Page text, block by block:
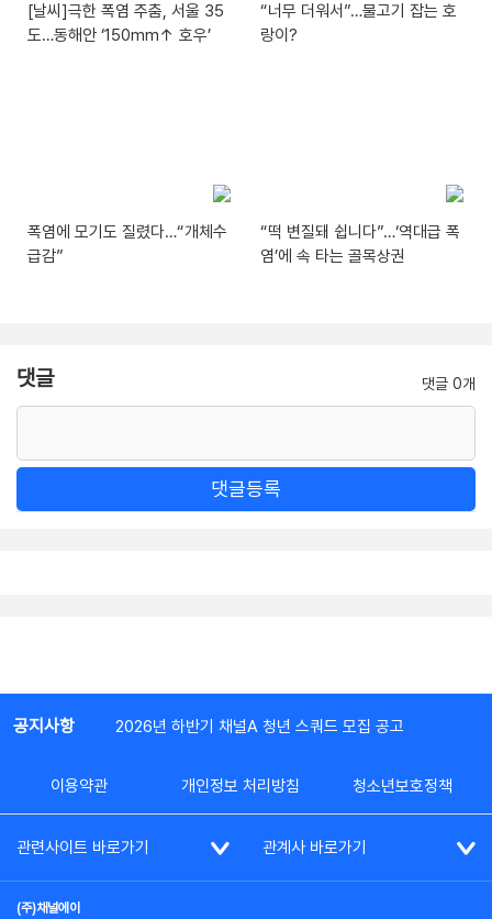
[날씨]극한 폭염 주춤, 서울 35
도…동해안 ‘150mm↑ 호우’
“너무 더워서”…물고기 잡는 호
랑이?
폭염에 모기도 질렸다…“개체수
급감”
“떡 변질돼 쉽니다”…‘역대급 폭
염’에 속 타는 골목상권
댓글 댓글 0개
댓글등록
공지사항 2026년 하반기 채널A 청년 스쿼드 모집 공고
이용약관 개인정보 처리방침 청소년보호정책
관련사이트 바로가기 관계사 바로가기
(주)채널에이